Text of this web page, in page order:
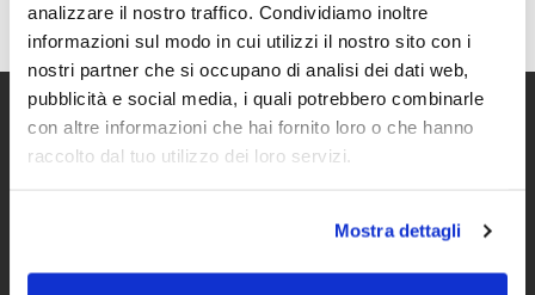
analizzare il nostro traffico. Condividiamo inoltre
informazioni sul modo in cui utilizzi il nostro sito con i
nostri partner che si occupano di analisi dei dati web,
pubblicità e social media, i quali potrebbero combinarle
con altre informazioni che hai fornito loro o che hanno
raccolto dal tuo utilizzo dei loro servizi.
Mostra dettagli